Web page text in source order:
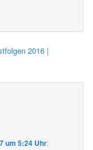
2016 |
um 5:24 Uhr: